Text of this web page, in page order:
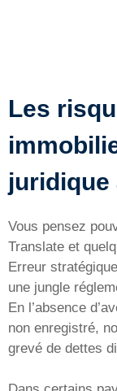
Les
juridique
Vous pensez
Translate et
Erreur
une jungle
En l’absence
non enregistré,
grevé de dettes